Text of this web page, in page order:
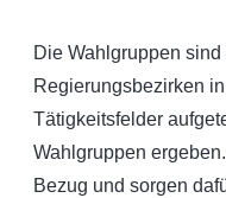
Die Wahlgruppen
Regierungsbezirken
Tätigkeitsfelder
Wahlgruppen
Bezug und sorgen